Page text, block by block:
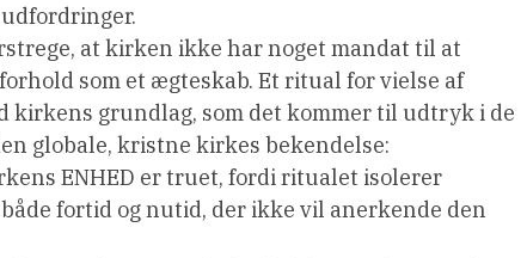
at kirken ikke har noget mandat til at
som et ægteskab. Et ritual for vielse af
grundlag, som det kommer til udtryk i de
globale, kristne kirkes bekendelse:
ENHED er truet, fordi ritualet isolerer
fortid og nutid, der ikke vil anerkende den